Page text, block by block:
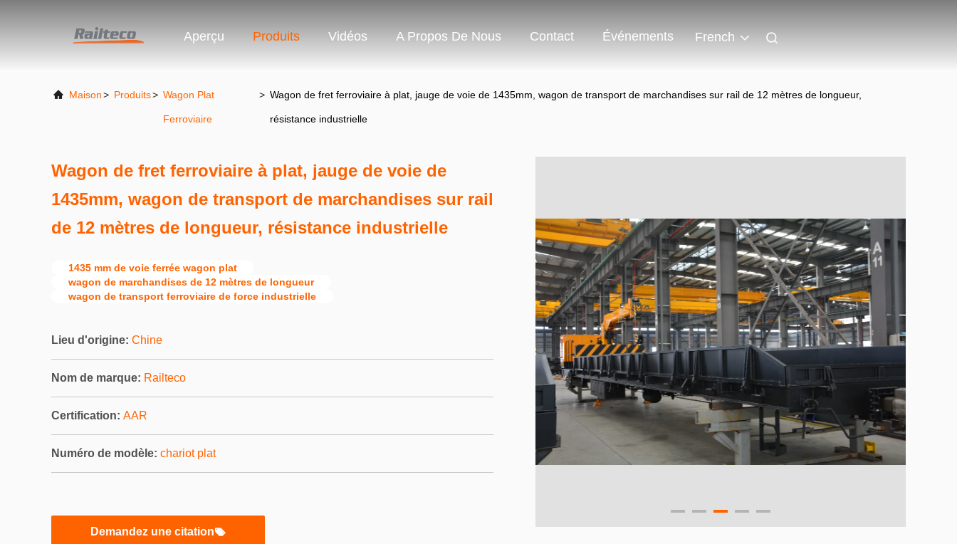
Aperçu Produits Vidéos A Propos De Nous Contact Événements French
Maison> Produits> Wagon Plat
Ferroviaire
> Wagon de fret ferroviaire à plat, jauge de voie de 1435mm, wagon de transport de marchandises sur rail de 12 mètres de longueur,
résistance industrielle
Wagon de fret ferroviaire à plat, jauge de voie de
1435mm, wagon de transport de marchandises sur rail
de 12 mètres de longueur, résistance industrielle
1435 mm de voie ferrée wagon plat
wagon de marchandises de 12 mètres de longueur
wagon de transport ferroviaire de force industrielle
Lieu d'origine: Chine
Nom de marque: Railteco
Certification: AAR
Numéro de modèle: chariot plat
Demandez une citation